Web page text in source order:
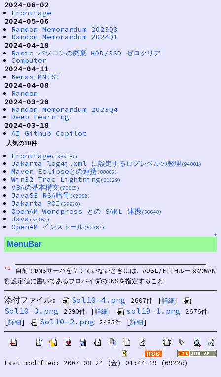
2024-06-02
FrontPage
2024-05-06
Random Memorandum 2023Q3
Random Memorandum 2024Q1
2024-04-18
Basic パソコンの廃棄 HDD/SSD ゼロクリア
Computer
2024-04-11
Keras MNIST
2024-04-08
Random
2024-03-20
Random Memorandum 2023Q4
Deep Learning
2024-03-18
AI Github Copilot
人気の10件
FrontPage (1385187)
Jakarta log4j.xml に設定するログレベルの整理 (94001)
Maven Eclipseとの連携(88005)
Win32 Trac Lightning (81329)
VBAの基本構文 (70005)
JavaSE RSA暗号(62082)
Jakarta POI (59970)
OpenAM Wordpress との SAML 連携(56648)
Java (55162)
OpenAM インストール(52387)
↑
MenuBar
*1
自前でDNSサーバを立てていないときには、ADSL/FTTHルータのWAN
側設定値に書いてあるプロバイダのDNSを指定すること
添付ファイル: Sol10-4.png 2607件 [詳細]
Sol10-3.png 2590件 [詳細] sol10-1.png
2676件
[詳細] Sol10-2.png 2495件 [詳細]
Last-modified: 2007-08-24 (金) 01:44:19 (6922d)